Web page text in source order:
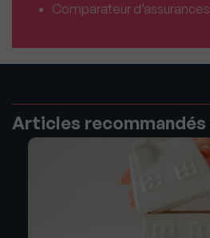
Comparateur d’assurances
Articles recommandés